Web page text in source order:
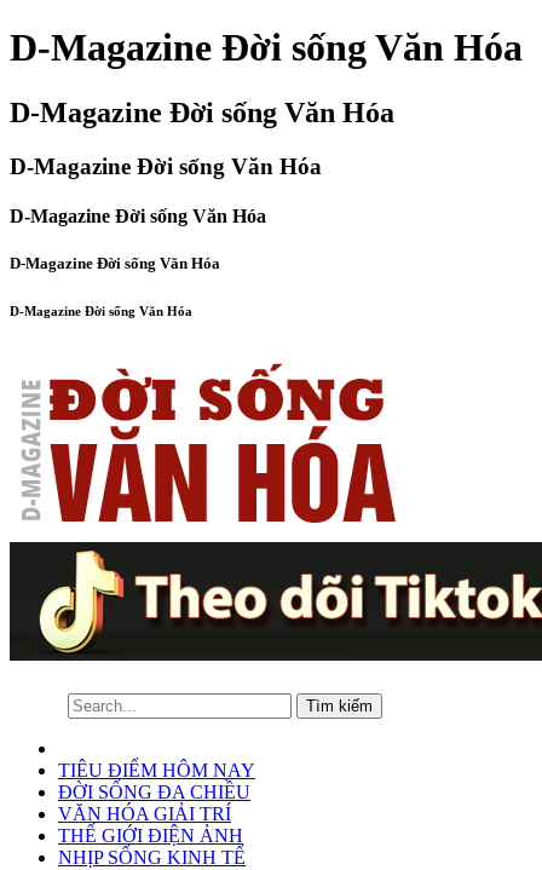
D-Magazine Đời sống Văn Hóa
D-Magazine Đời sống Văn Hóa
D-Magazine Đời sống Văn Hóa
D-Magazine Đời sống Văn Hóa
D-Magazine Đời sống Văn Hóa
D-Magazine Đời sống Văn Hóa
TIÊU ĐIỂM HÔM NAY
ĐỜI SỐNG ĐA CHIỀU
VĂN HÓA GIẢI TRÍ
THẾ GIỚI ĐIỆN ẢNH
NHỊP SỐNG KINH TẾ